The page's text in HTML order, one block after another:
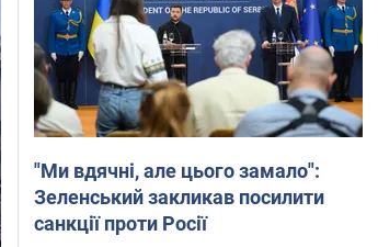
"Ми вдячні, але цього замало":
Зеленський закликав посилити
санкції проти Росії